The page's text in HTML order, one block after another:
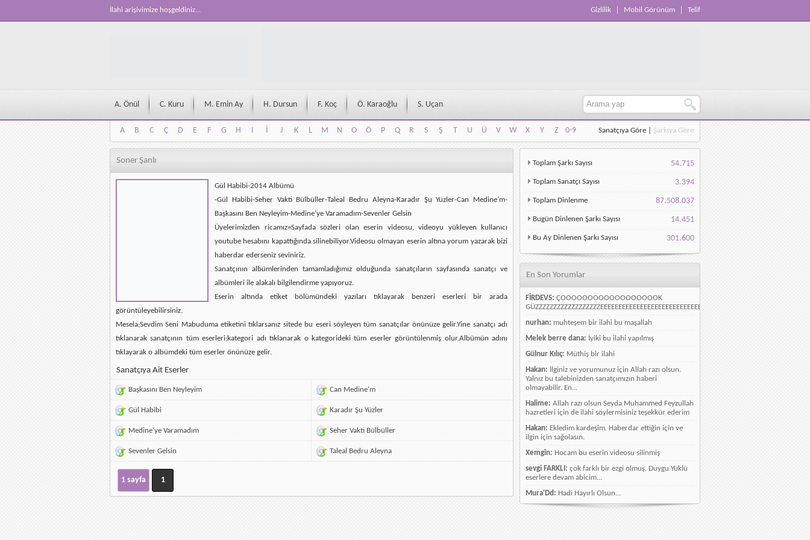
İlahi arişivimize hoşgeldiniz... Gizlilik Mobil Görünüm Telif
A. Önül C. Kuru M. Emin Ay H. Dursun F. Koç Ö. Karaoğlu S. Uçan
A B C Ç D E F G H I İ J K L M N O Ö P Q R S Ş T U Ü V W X Y Z
0-9
A
B C Ç D E F G H I İ J K L M N O Ö P Q R S Ş T U Ü V W X Y Z 0-9
Sanatçıya Göre Şarkıya Göre
Soner Şanlı
Gül Habibi-2014 Albümü
-Gül Habibi-Seher Vakti Bülbüller-Taleal Bedru Aleyna-Karadır Şu Yüzler-Can Medine’m-
Başkasını Ben Neyleyim-Medine’ye Varamadım-Sevenler Gelsin
Üyelerimizden ricamız=Sayfada sözleri olan eserin videosu, videoyu yükleyen kullanıcı
youtube hesabını kapattığında silinebiliyor.Videosu olmayan eserin altına yorum yazarak bizi
haberdar ederseniz seviniriz.
Sanatçının albümlerinden tamamladığımız olduğunda sanatçıların sayfasında sanatçı ve
albümleri ile alakalı bilgilendirme yapıyoruz.
Eserin altında etiket bölümündeki yazıları tıklayarak benzeri eserleri bir arada
görüntüleyebilirsiniz.
Mesela;Sevdim Seni Mabuduma etiketini tıklarsanız sitede bu eseri söyleyen tüm sanatçılar önünüze gelir.Yine sanatçı adı
tıklanarak sanatçının tüm eserleri;kategori adı tıklanarak o kategorideki tüm eserler görüntülenmiş olur.Albümün adını
tıklayarak o albümdeki tüm eserler önünüze gelir.
Sanatçıya Ait Eserler
Başkasını Ben Neyleyim Can Medine'm
Gül Habibi Karadır Şu Yüzler
Medine’ye Varamadım Seher Vakti Bülbüller
Sevenler Gelsin Taleal Bedru Aleyna
1 sayfa 1
Toplam Şarkı Sayısı 54.715
Toplam Sanatçı Sayısı 3.394
Toplam Dinlenme 87.508.037
Bugün Dinlenen Şarkı Sayısı 14.451
Bu Ay Dinlenen Şarkı Sayısı 301.600
En Son Yorumlar
FİRDEVS: ÇOOOOOOOOOOOOOOOOOOK
GÜZZZZZZZZZZZZZZZZZZEEEEEEEEEEEEEEEEEEEEEEEEEEEEELLLLLLLLLLLLLLLLLLLLLLLL
nurhan: muhteşem bir ilahi bu maşallah
Melek berre dana: İyiki bu ilahi yapılmış
Gülnur Kılıç: Müthiş bir ilahi
Hakan: İlginiz ve yorumunuz için Allah razı olsun.
Yalnız bu talebinizden sanatçımızın haberi
olmayabilir. En...
Halime: Allah razı olsun Seyda Muhammed Feyzullah
hazretleri için de ilahi söylermisiniz teşekkür ederim
Hakan: Ekledim kardeşim. Haberdar ettiğin için ve
ilgin için sağolasın.
Xemgîn: Hocam bu eserin videosu silinmiş
sevgi FARKLI: çok farklı bir ezgi olmuş. Duygu Yüklü
eserlere devam abicim...
Mura'Dd: Hadi Hayırlı Olsun...